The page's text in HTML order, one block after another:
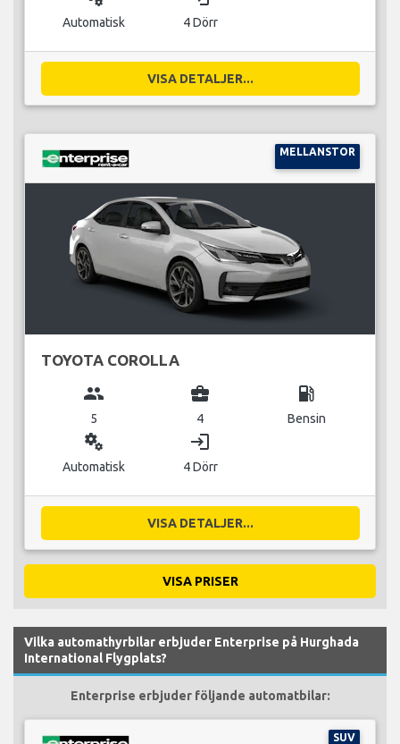
Automatisk 4 Dörr
VISA DETALJER...
MELLANSTOR
TOYOTA COROLLA
group
5
business_center
4
local_gas_station
Bensin
miscellaneous_services
Automatisk
login
4 Dörr
VISA DETALJER...
VISA PRISER
Vilka automathyrbilar erbjuder Enterprise på Hurghada
International Flygplats?
Enterprise erbjuder följande automatbilar:
SUV